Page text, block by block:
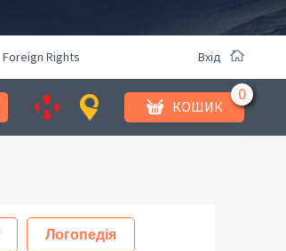
Foreign Rights Вхід
КОШИК
Логопедія